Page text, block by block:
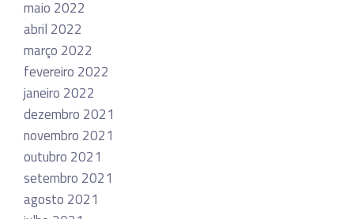
maio 2022
abril 2022
março 2022
fevereiro 2022
janeiro 2022
dezembro 2021
novembro 2021
outubro 2021
setembro 2021
agosto 2021